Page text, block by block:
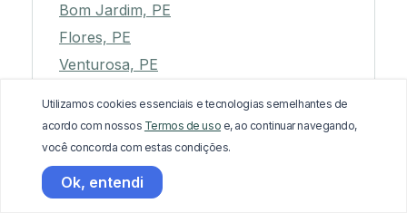
Bom Jardim, PE
Flores, PE
Venturosa, PE
Carnaíba, PE
Passira, PE
Ipubi, PE
Escada, PE
Utilizamos cookies essenciais e tecnologias semelhantes de
acordo com nossos Termos de uso e, ao continuar navegando,
você concorda com estas condições.
Ok, entendi